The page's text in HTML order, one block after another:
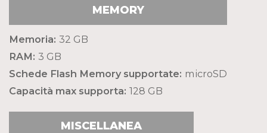
MEMORY
Memoria: 32 GB
RAM: 3 GB
Schede Flash Memory supportate: microSD
Capacità max supporta: 128 GB
MISCELLANEA